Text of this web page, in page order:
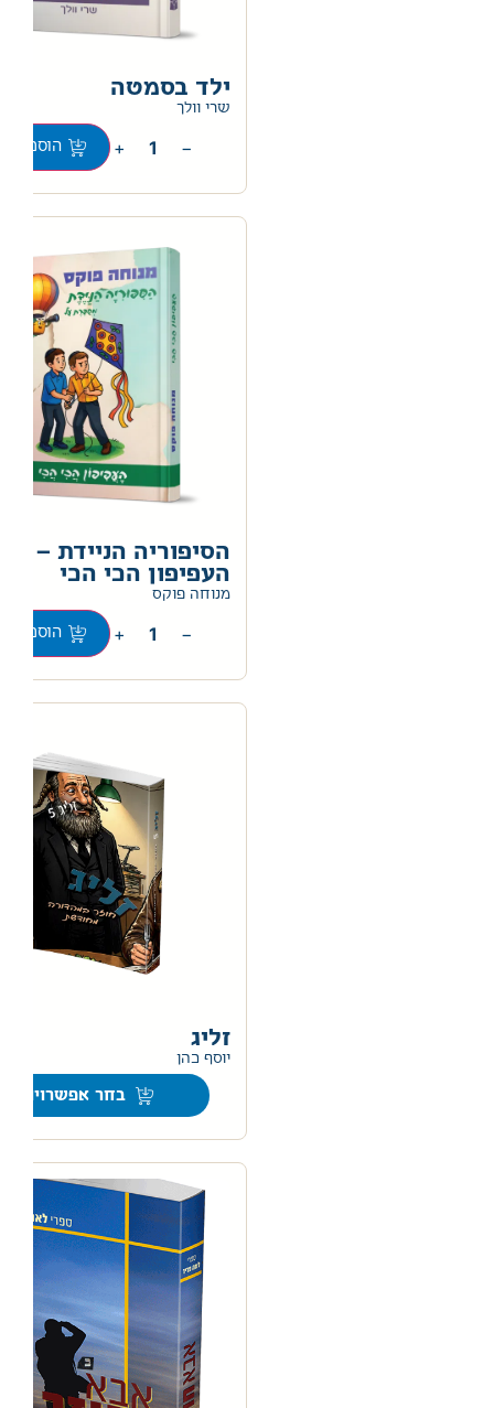
ילד בסמטה
שרי וולך
−
+ הוספה
הסיפוריה הניידת –
העפיפון הכי הכי
מנוחה פוקס
−
+ הוספה
זליג
יוסף כהן
בחר אפשרויות